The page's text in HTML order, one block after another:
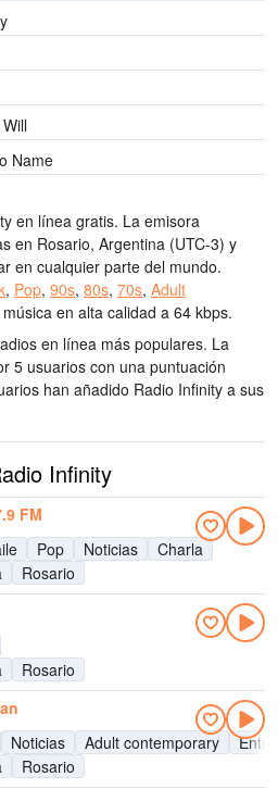
Name
en línea gratis. La emisora
en Rosario, Argentina (UTC-3) y
en cualquier parte del mundo.
, Pop, 90s, 80s, 70s, Adult
en alta calidad a 64 kbps.
en línea más populares. La
5 usuarios con una puntuación
han añadido Radio Infinity a sus
Infinity
FM
Pop Noticias
Charla
Rosario
Rosario
Noticias Adult contemporary
Rosario